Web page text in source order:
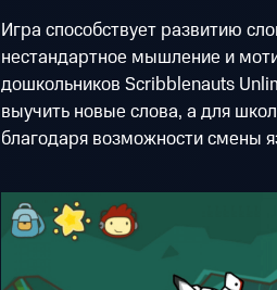
Игра способствует развитию
нестандартное мышление и
дошкольников Scribblenauts
выучить новые слова, а для
благодаря возможности смены